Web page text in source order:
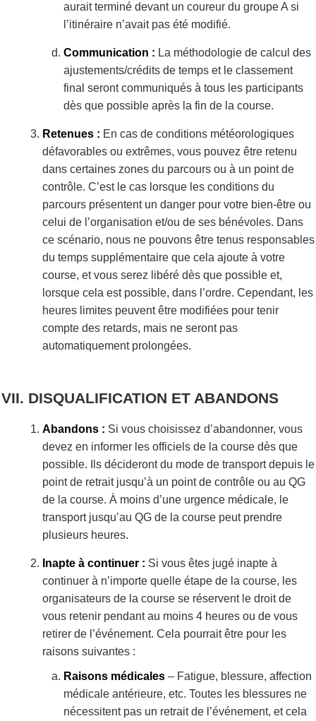
aurait terminé devant un coureur du groupe A si
l’itinéraire n’avait pas été modifié.
Communication : La méthodologie de calcul des
ajustements/crédits de temps et le classement
final seront communiqués à tous les participants
dès que possible après la fin de la course.
Retenues : En cas de conditions météorologiques
défavorables ou extrêmes, vous pouvez être retenu
dans certaines zones du parcours ou à un point de
contrôle. C’est le cas lorsque les conditions du
parcours présentent un danger pour votre bien-être ou
celui de l’organisation et/ou de ses bénévoles. Dans
ce scénario, nous ne pouvons être tenus responsables
du temps supplémentaire que cela ajoute à votre
course, et vous serez libéré dès que possible et,
lorsque cela est possible, dans l’ordre. Cependant, les
heures limites peuvent être modifiées pour tenir
compte des retards, mais ne seront pas
automatiquement prolongées.
DISQUALIFICATION ET ABANDONS
Abandons : Si vous choisissez d’abandonner, vous
devez en informer les officiels de la course dès que
possible. Ils décideront du mode de transport depuis le
point de retrait jusqu’à un point de contrôle ou au QG
de la course. À moins d’une urgence médicale, le
transport jusqu’au QG de la course peut prendre
plusieurs heures.
Inapte à continuer : Si vous êtes jugé inapte à
continuer à n’importe quelle étape de la course, les
organisateurs de la course se réservent le droit de
vous retenir pendant au moins 4 heures ou de vous
retirer de l’événement. Cela pourrait être pour les
raisons suivantes :
Raisons médicales – Fatigue, blessure, affection
médicale antérieure, etc. Toutes les blessures ne
nécessitent pas un retrait de l’événement, et cela